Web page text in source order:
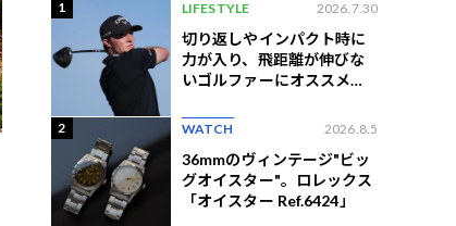
1 LIFESTYLE 2026.7.30
切り返しやインパクト時に
力が入り、飛距離が伸びな
いゴルファーにオススメの
2 WATCH 2026.8.5
36mmのヴィンテージ"ビッ
グオイスター"。ロレックス
「オイスター Ref.6424」